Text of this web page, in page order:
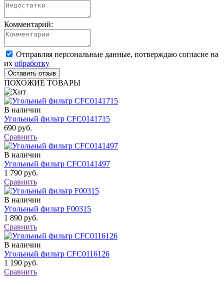
Комментарий:
Отправляя персональные данные, потверждаю согласие на
их обработку
ПОХОЖИЕ ТОВАРЫ
В наличии
Угольный фильтр CFC0141715
690 руб.
Сравнить
В наличии
Угольный фильтр CFC0141497
1 790 руб.
Сравнить
В наличии
Угольный фильтр F00315
1 890 руб.
Сравнить
В наличии
Угольный фильтр CFC0116126
1 190 руб.
Сравнить